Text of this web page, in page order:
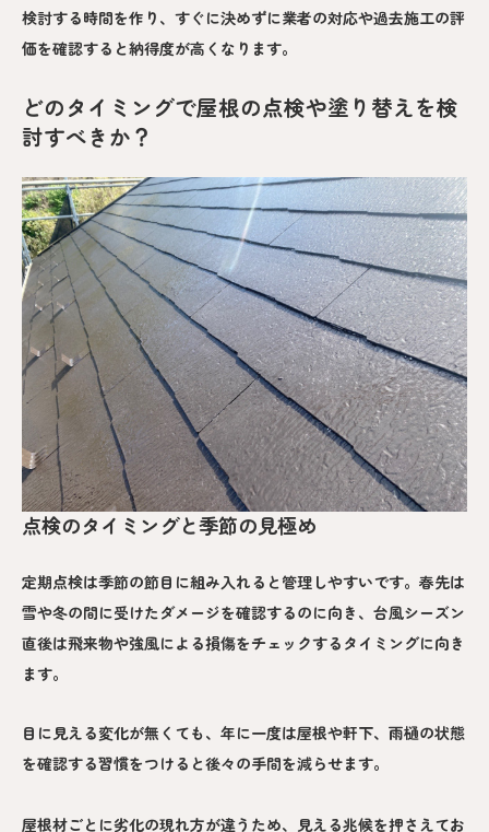
検討する時間を作り、すぐに決めずに業者の対応や過去施工の評
価を確認すると納得度が高くなります。
どのタイミングで屋根の点検や塗り替えを検
討すべきか？
点検のタイミングと季節の見極め
定期点検は季節の節目に組み入れると管理しやすいです。春先は
雪や冬の間に受けたダメージを確認するのに向き、台風シーズン
直後は飛来物や強風による損傷をチェックするタイミングに向き
ます。
目に見える変化が無くても、年に一度は屋根や軒下、雨樋の状態
を確認する習慣をつけると後々の手間を減らせます。
屋根材ごとに劣化の現れ方が違うため、見える兆候を押さえてお